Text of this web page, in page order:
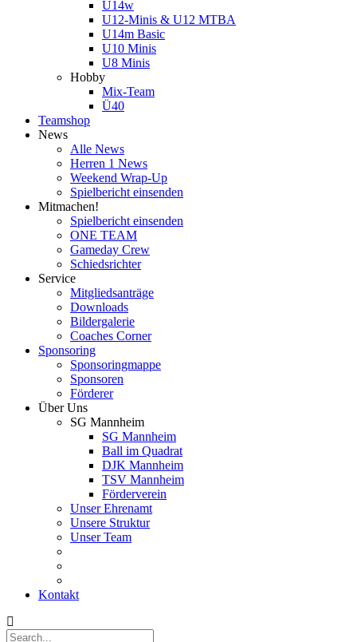
U14w
U12-Minis & U12 MTBA
U14m Basic
U10 Minis
U8 Minis
Hobby
Mix-Team
Ü40
Teamshop
News
Alle News
Herren 1 News
Weekend Wrap-Up
Spielbericht einsenden
Mitmachen!
Spielbericht einsenden
ONE TEAM
Gameday Crew
Schiedsrichter
Service
Mitgliedsanträge
Downloads
Bildergalerie
Coaches Corner
Sponsoring
Sponsoringmappe
Sponsoren
Förderer
Über Uns
SG Mannheim
SG Mannheim
Ball im Quadrat
DJK Mannheim
TSV Mannheim
Förderverein
Unser Ehrenamt
Unsere Struktur
Unser Team
Kontakt